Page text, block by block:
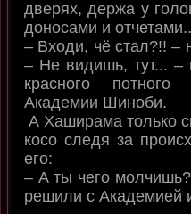
дверях, держа у
доносами и
– Входи, чё стал?!! –
– Не видишь, тут... –
красного потного
Академии Шиноби.
А Хаширама только
косо следя за
его:
– А ты чего
решили с Академией